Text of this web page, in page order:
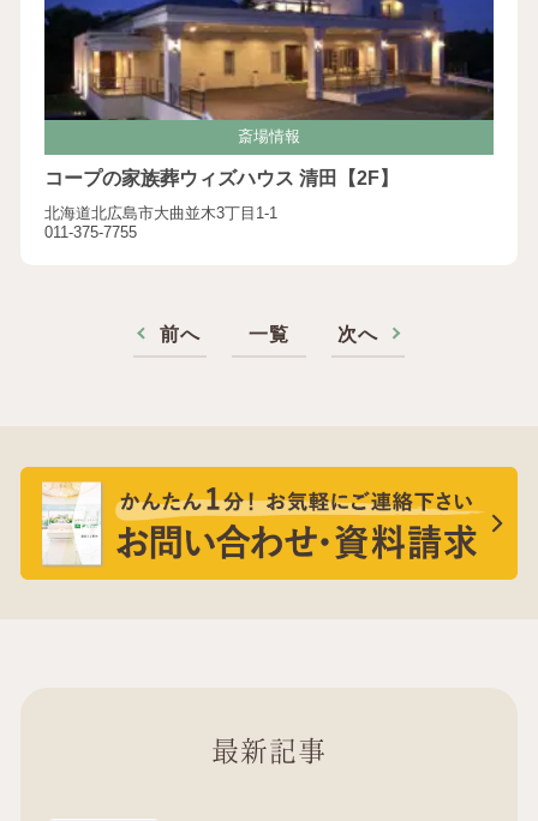
斎場情報
コープの家族葬ウィズハウス 清田【2F】
北海道北広島市大曲並木3丁目1-1
011-375-7755
前へ 一覧 次へ
最新記事